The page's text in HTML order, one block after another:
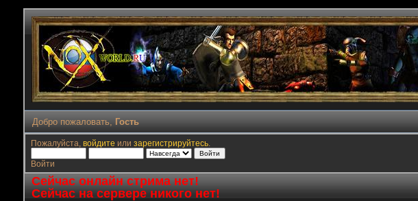
Добро пожаловать, Гость
Пожалуйста, войдите или зарегистрируйтесь.
Войти
Сейчас онлайн стрима нет!
Сейчас на сервере никого нет!